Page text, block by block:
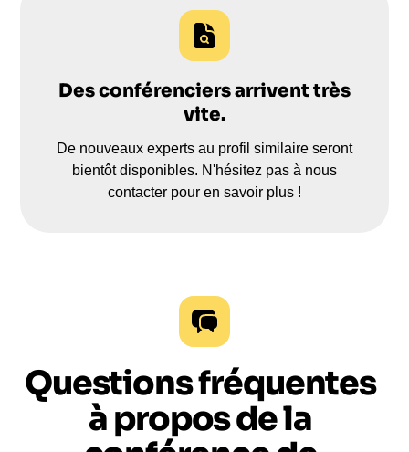
transformer vos équipes et améliorer vos résultats.
Des conférenciers arrivent très
vite.
De nouveaux experts au profil similaire seront
bientôt disponibles. N'hésitez pas à nous
contacter pour en savoir plus !
Questions fréquentes
à propos de la